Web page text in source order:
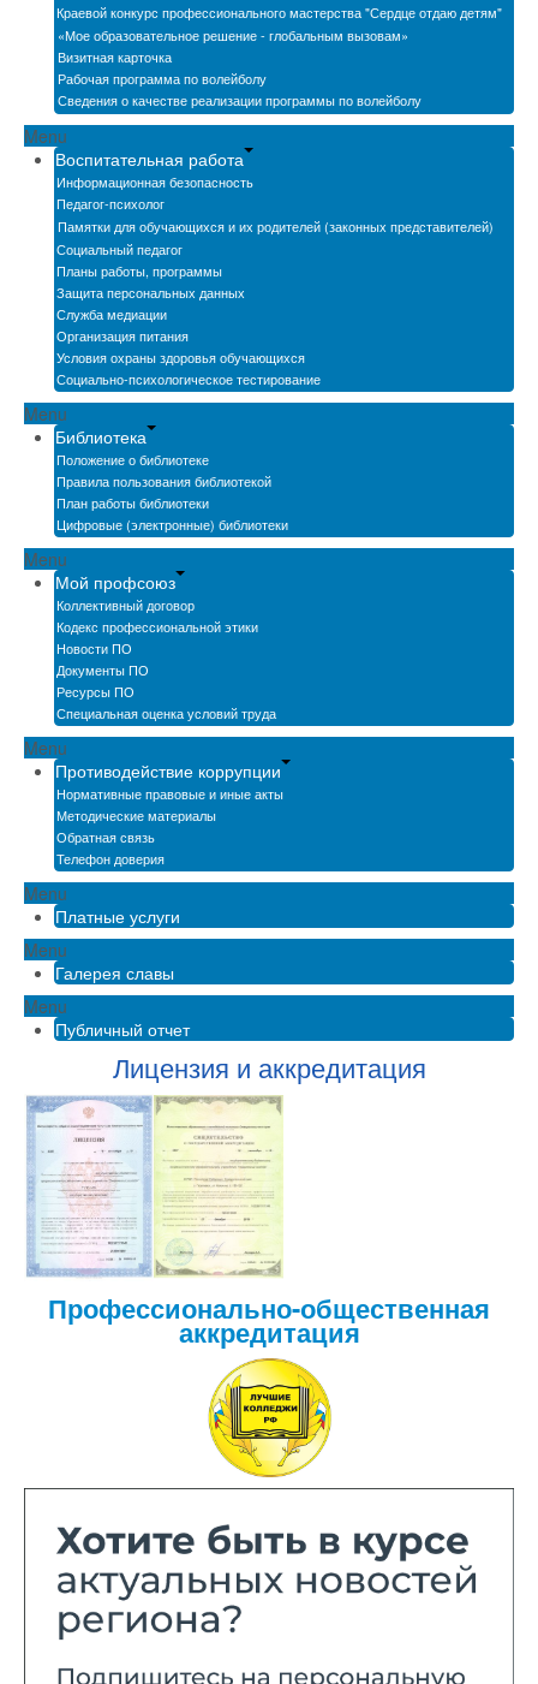
Краевой конкурс профессионального мастерства "Сердце отдаю детям"
«Мое образовательное решение - глобальным вызовам»
Визитная карточка
Рабочая программа по волейболу
Сведения о качестве реализации программы по волейболу
Menu
Воспитательная работа
Информационная безопасность
Педагог-психолог
Памятки для обучающихся и их родителей (законных представителей)
Социальный педагог
Планы работы, программы
Защита персональных данных
Служба медиации
Организация питания
Условия охраны здоровья обучающихся
Социально-психологическое тестирование
Menu
Библиотека
Положение о библиотеке
Правила пользования библиотекой
План работы библиотеки
Цифровые (электронные) библиотеки
Menu
Мой профсоюз
Коллективный договор
Кодекс профессиональной этики
Новости ПО
Документы ПО
Ресурсы ПО
Специальная оценка условий труда
Menu
Противодействие коррупции
Нормативные правовые и иные акты
Методические материалы
Обратная связь
Телефон доверия
Menu
Платные услуги
Menu
Галерея славы
Menu
Публичный отчет
Лицензия и аккредитация
Профессионально-общественная
аккредитация